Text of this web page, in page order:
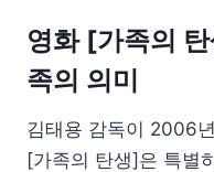
영화 [가족의
족의 의미
김태용 감독이 2006
[가족의 탄생]은 특별